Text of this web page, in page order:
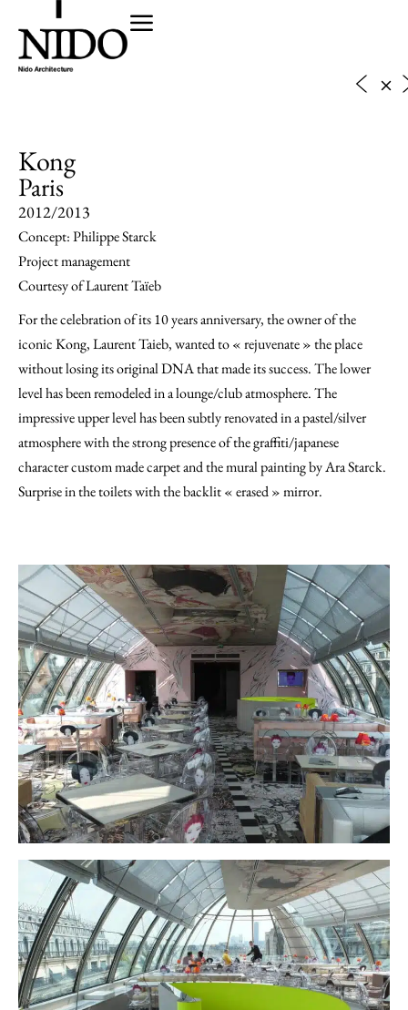
Kong
Paris
2012/2013
Concept: Philippe Starck
Project management
Courtesy of Laurent Taïeb
For the celebration of its 10 years anniversary, the owner of the
iconic Kong, Laurent Taieb, wanted to « rejuvenate » the place
without losing its original DNA that made its success. The lower
level has been remodeled in a lounge/club atmosphere. The
impressive upper level has been subtly renovated in a pastel/silver
atmosphere with the strong presence of the graffiti/japanese
character custom made carpet and the mural painting by Ara Starck.
Surprise in the toilets with the backlit « erased » mirror.